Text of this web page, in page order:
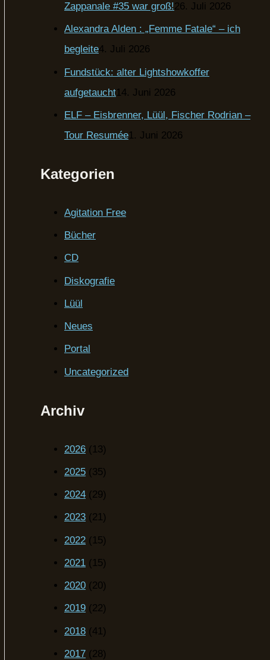
Zappanale #35 war groß!26. Juli 2026
Alexandra Alden : „Femme Fatale“ – ich
begleite4. Juli 2026
Fundstück: alter Lightshowkoffer
aufgetaucht14. Juni 2026
ELF – Eisbrenner, Lüül, Fischer Rodrian –
Tour Resumée1. Juni 2026
Kategorien
Agitation Free
Bücher
CD
Diskografie
Lüül
Neues
Portal
Uncategorized
Archiv
2026 (13)
2025 (35)
2024 (29)
2023 (21)
2022 (15)
2021 (15)
2020 (20)
2019 (22)
2018 (41)
2017 (28)